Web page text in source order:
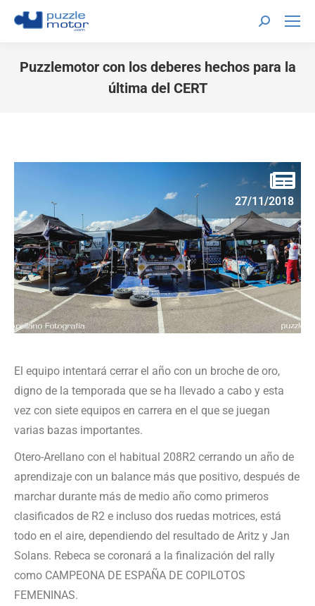
Puzzlemotor con los deberes hechos para la
última del CERT
27/11/2018
El equipo intentará cerrar el año con un broche de oro,
digno de la temporada que se ha llevado a cabo y esta
vez con siete equipos en carrera en el que se juegan
varias bazas importantes.
Otero-Arellano con el habitual 208R2 cerrando un año de
aprendizaje con un balance más que positivo, después de
marchar durante más de medio año como primeros
clasificados de R2 e incluso dos ruedas motrices, está
todo en el aire, dependiendo del resultado de Aritz y Jan
Solans. Rebeca se coronará a la finalización del rally
como CAMPEONA DE ESPAÑA DE COPILOTOS
FEMENINAS.